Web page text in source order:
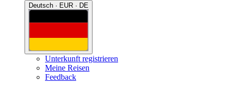
Deutsch · EUR · DE
Unterkunft registrieren
Meine Reisen
Feedback